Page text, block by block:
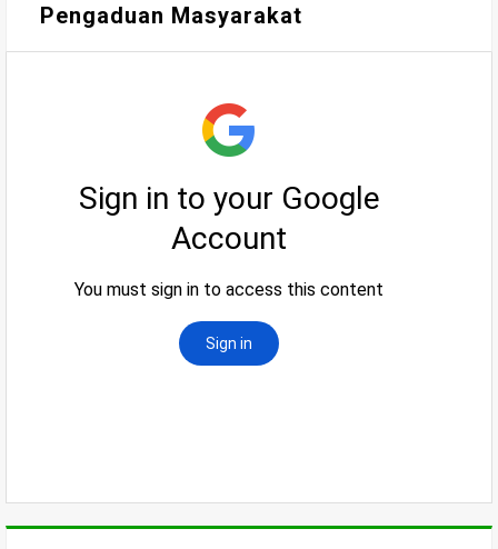
Pengaduan Masyarakat